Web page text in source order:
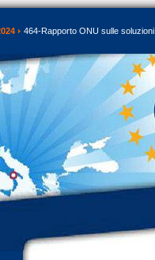
464-Rapporto ONU sulle